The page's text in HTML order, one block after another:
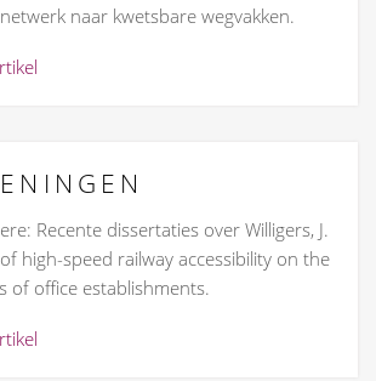
naar kwetsbare wegvakken.
Recente dissertaties over Willigers, J.
high-speed railway accessibility on the
of office establishments.